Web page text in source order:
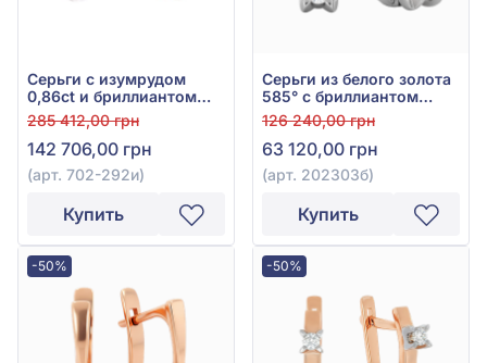
Серьги с изумрудом
0,86ct и бриллиантом
0,42ct из красно-белого
золота 585°, арт. 702-
292и
285 412,00 грн
142 706,00 грн
(арт. 702-292и)
Купить
Серьги из белого золота
585° с бриллиантом
0,26ct, арт. 202303б
126 240,00 грн
63 120,00 грн
(арт. 202303б)
Купить
-50% -50%